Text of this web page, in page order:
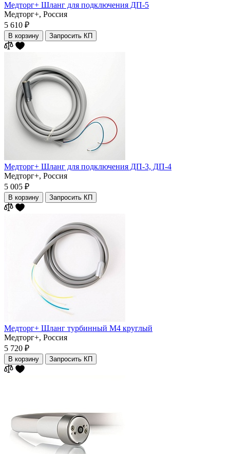
Медторг+ Шланг для подключения ДП-5
Медторг+, Россия
5 610 ₽
В корзину Запросить КП
Медторг+ Шланг для подключения ДП-3, ДП-4
Медторг+, Россия
5 005 ₽
В корзину Запросить КП
Медторг+ Шланг турбинный М4 круглый
Медторг+, Россия
5 720 ₽
В корзину Запросить КП